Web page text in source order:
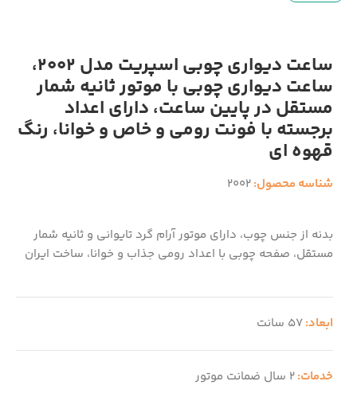
ساعت دیواری چوبی اسپریت مدل 2002،
ساعت دیواری چوبی با موتور ثانیه شمار
مستقل در پایین ساعت، دارای اعداد
برجسته با فونت رومی و خاص و خوانا، رنگ
قهوه ای
شناسه محصول:2002
بدنه از جنس چوب، دارای موتور آرام گرد تایوانی و ثانیه شمار
مستقل، صفحه چوبی با اعداد رومی جذاب و خوانا، ساخت ایران
ابعاد:57 سانت
خدمات:2 سال ضمانت موتور